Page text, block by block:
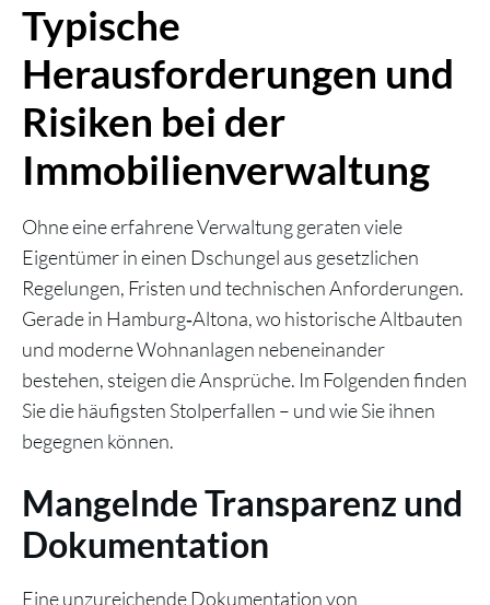
Typische
Herausforderungen und
Risiken bei der
Immobilienverwaltung
Ohne eine erfahrene Verwaltung geraten viele
Eigentümer in einen Dschungel aus gesetzlichen
Regelungen, Fristen und technischen Anforderungen.
Gerade in Hamburg‑Altona, wo historische Altbauten
und moderne Wohnanlagen nebeneinander
bestehen, steigen die Ansprüche. Im Folgenden finden
Sie die häufigsten Stolperfallen – und wie Sie ihnen
begegnen können.
Mangelnde Transparenz und
Dokumentation
Eine unzureichende Dokumentation von